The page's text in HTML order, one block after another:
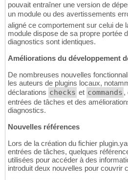
pouvait entraîner une version de
un module ou des avertissements
aligné ce comportement sur celui de
module dispose de sa propre portée
diagnostics sont identiques.
Améliorations du développement
De nombreuses nouvelles
les auteurs de plugins locaux,
déclarations checks et commands ,
entrées de tâches et des
diagnostics.
Nouvelles références
Lors de la création du fichier
entrées de tâches, quelques
utilisées pour accéder à des
introduit deux nouvelles pour couvrir